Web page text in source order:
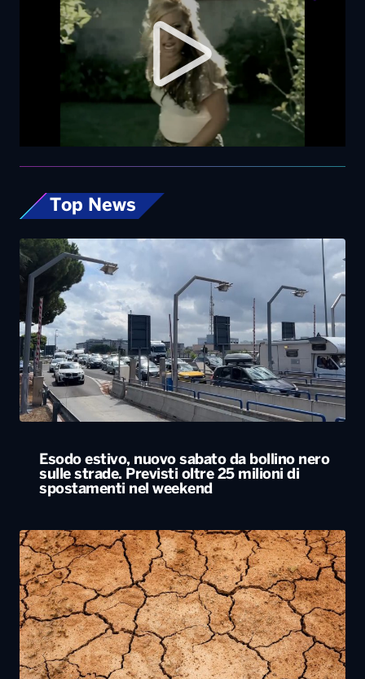
Top News
Esodo estivo, nuovo sabato da bollino nero
sulle strade. Previsti oltre 25 milioni di
spostamenti nel weekend